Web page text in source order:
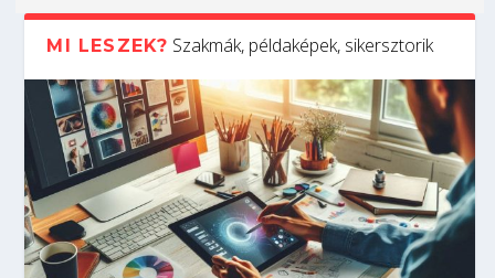
MI LESZEK? Szakmák, példaképek, sikersztorik